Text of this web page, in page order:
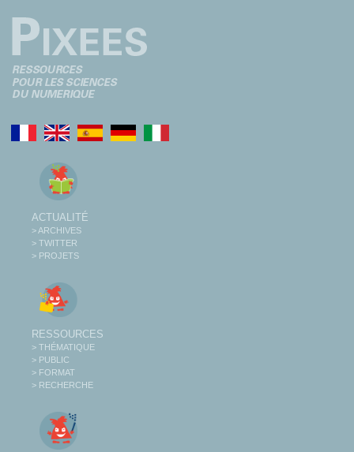
ACTUALITÉ
> ARCHIVES
> TWITTER
> PROJETS
RESSOURCES
> THÉMATIQUE
> PUBLIC
> FORMAT
> RECHERCHE